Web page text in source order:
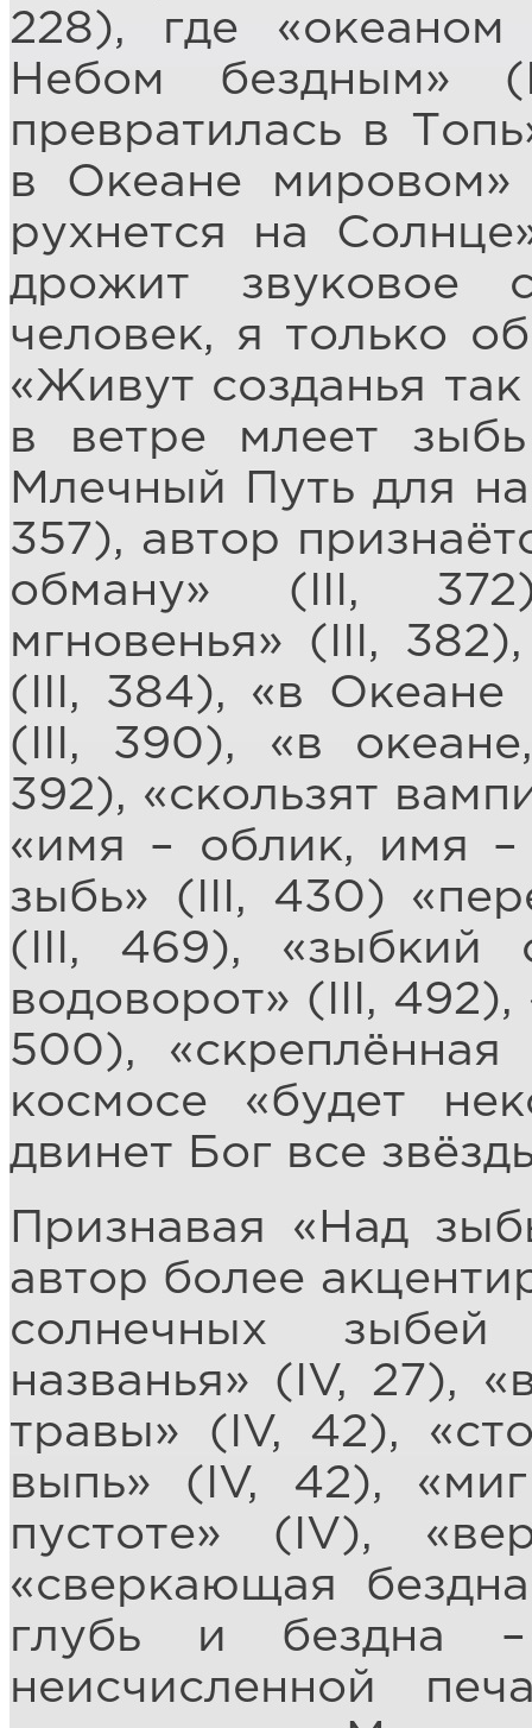
228), где
Небом бездным»
превратилась в
в Океане мировом»
рухнется на
дрожит звуковое
человек, я только
«Живут созданья
в ветре млеет
Млечный Путь для
357), автор
обману» (III,
мгновенья» (III,
(III, 384), «в
(III, 390), «в
392), «скользят
«имя – облик, имя
зыбь» (III, 430)
(III, 469), «зыбкий
водоворот» (III,
500), «скреплённая
космосе «будет
двинет Бог все
Признавая «Над
автор более
солнечных
названья» (IV, 27),
травы» (IV, 42),
выпь» (IV, 42),
пустоте» (IV),
«сверкающая
глубь и бездна
неисчисленной